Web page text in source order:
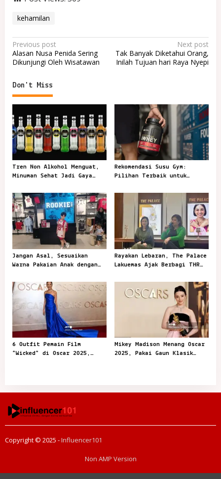
kehamilan
P
o
t
n
a
v
i
g
a
i
o
n
Previous post
Alasan Nusa Penida Sering
Dikunjungi Oleh Wisatawan
Next post
Tak Banyak Diketahui Orang,
Inilah Tujuan hari Raya Nyepi
Don't Miss
Tren Non Alkohol Menguat,
Minuman Sehat Jadi Gaya
Rekomendasi Susu Gym:
Pilihan Terbaik untuk
Jangan Asal, Sesuaikan
Warna Pakaian Anak dengan
Rayakan Lebaran, The Palace
Lakuemas Ajak Berbagi THR
6 Outfit Pemain Film
“Wicked” di Oscar 2025,
Mikey Madison Menang Oscar
2025, Pakai Gaun Klasik
Copyright © 2025 -Influencer101
Non AMP Version